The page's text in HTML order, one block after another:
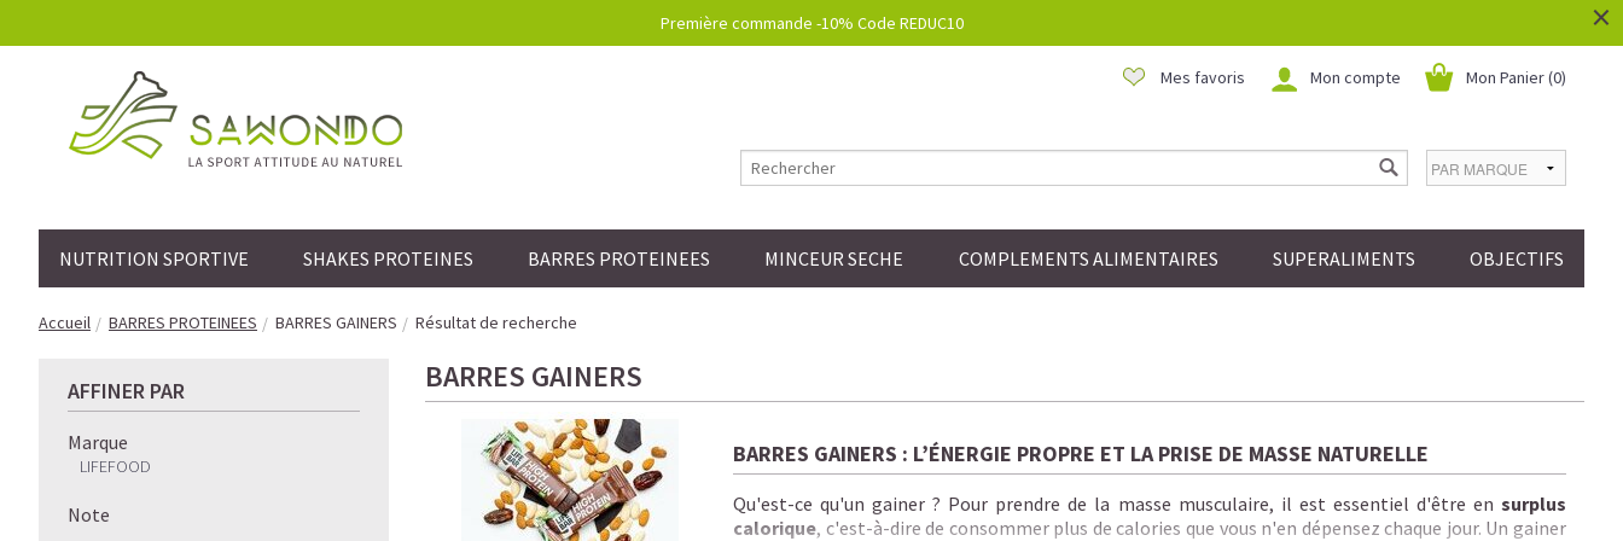
Première commande -10% Code REDUC10 ×
Mon Panier (0)
Mon compte
Mes favoris
NUTRITION SPORTIVE SHAKES PROTEINES BARRES PROTEINEES MINCEUR SECHE COMPLEMENTS ALIMENTAIRES SUPERALIMENTS OBJECTIFS
Accueil BARRES PROTEINEES BARRES GAINERS Résultat de recherche
AFFINER PAR
Marque
LIFEFOOD
Note
BARRES GAINERS
BARRES GAINERS : L’ÉNERGIE PROPRE ET LA PRISE DE MASSE NATURELLE
Qu'est-ce qu'un gainer ? Pour prendre de la masse musculaire, il est essentiel d'être en surplus
calorique, c'est-à-dire de consommer plus de calories que vous n'en dépensez chaque jour. Un gainer